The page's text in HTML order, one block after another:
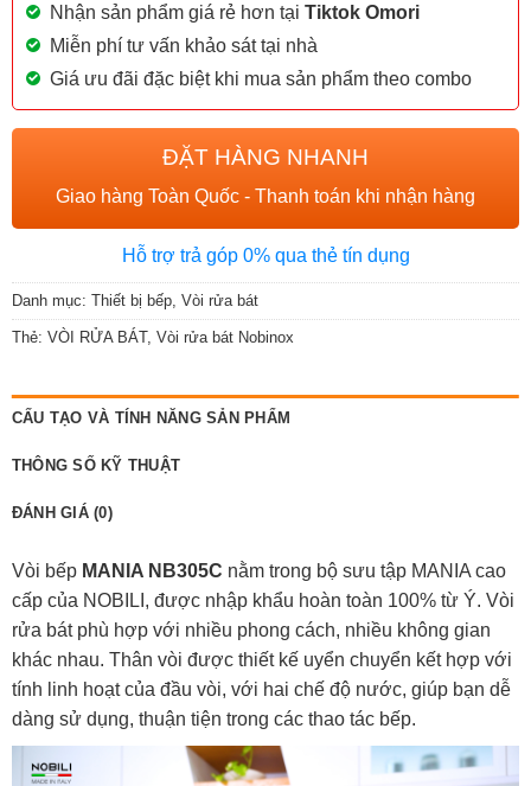
Nhận sản phẩm giá rẻ hơn tại Tiktok Omori
Miễn phí tư vấn khảo sát tại nhà
Giá ưu đãi đặc biệt khi mua sản phẩm theo combo
ĐẶT HÀNG NHANH
Giao hàng Toàn Quốc - Thanh toán khi nhận hàng
Hỗ trợ trả góp 0% qua thẻ tín dụng
Danh mục: Thiết bị bếp, Vòi rửa bát
Thẻ: VÒI RỬA BÁT, Vòi rửa bát Nobinox
CẤU TẠO VÀ TÍNH NĂNG SẢN PHẨM
THÔNG SỐ KỸ THUẬT
ĐÁNH GIÁ (0)
Vòi bếp MANIA NB305C nằm trong bộ sưu tập MANIA cao
cấp của NOBILI, được nhập khẩu hoàn toàn 100% từ Ý. Vòi
rửa bát phù hợp với nhiều phong cách, nhiều không gian
khác nhau. Thân vòi được thiết kế uyển chuyển kết hợp với
tính linh hoạt của đầu vòi, với hai chế độ nước, giúp bạn dễ
dàng sử dụng, thuận tiện trong các thao tác bếp.